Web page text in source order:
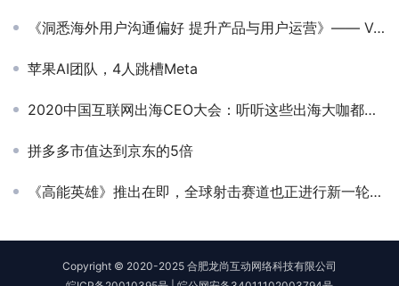
《洞悉海外用户沟通偏好 提升产品与用户运营》—— VONAGE- 客户方案专家-龙伟东
苹果AI团队，4人跳槽Meta
2020中国互联网出海CEO大会：听听这些出海大咖都聊了些什么（上）
拼多多市值达到京东的5倍
《高能英雄》推出在即，全球射击赛道也正进行新一轮的洗牌
Copyright © 2020-2025 合肥龙尚互动网络科技有限公司